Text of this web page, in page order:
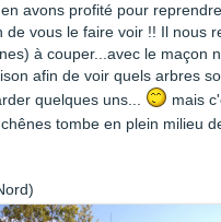
avons profité pour
de vous le faire voir !! Il nous
à couper...avec le maçon
afin de voir quels arbres
quelques uns...
mais
tombe en plein milieu